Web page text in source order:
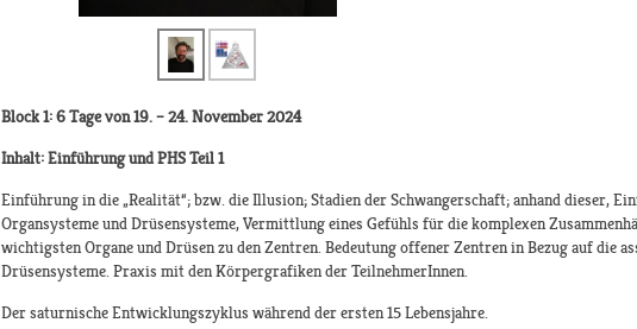
Block 1: 6 Tage von 19. – 24. November 2024
Inhalt: Einführung und PHS Teil 1
Einführung in die „Realität“; bzw. die Illusion; Stadien der Schwangerschaft; anhand dieser,
Organsysteme und Drüsensysteme, Vermittlung eines Gefühls für die komplexen
wichtigsten Organe und Drüsen zu den Zentren. Bedeutung offener Zentren in Bezug auf die
Drüsensysteme. Praxis mit den Körpergrafiken der TeilnehmerInnen.
Der saturnische Entwicklungszyklus während der ersten 15 Lebensjahre.